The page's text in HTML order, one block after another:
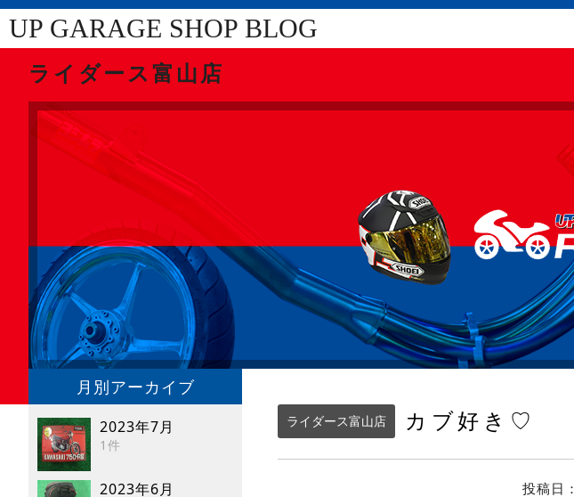
UP GARAGE SHOP BLOG
ライダース富山店
月別アーカイブ
2023年7月
1件
2023年6月
ライダース富山店 カブ好き♡
投稿日：